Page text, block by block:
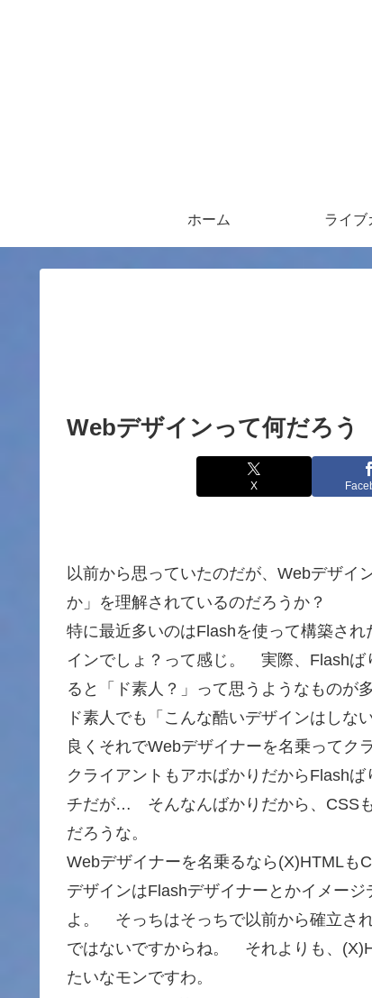
ホーム ライブ
Webデザインって何だろう
X
以前から思っていたのだが、Webデザイ
か」を理解されているのだろうか？
特に最近多いのはFlashを使って構築さ
インでしょ？って感じ。 実際、Flashば
ると「ド素人？」って思うようなもの
ド素人でも「こんな酷いデザインはしな
良くそれでWebデザイナーを名乗って
クライアントもアホばかりだからFlash
チだが… そんなんばかりだから、CSS
だろうな。
Webデザイナーを名乗るなら(X)HTML
デザインはFlashデザイナーとかイメー
よ。 そっちはそっちで以前から確立さ
ではないですからね。 それよりも、
たいなモンですわ。